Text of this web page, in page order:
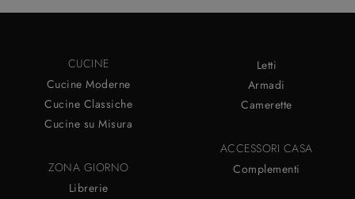
CUCINE
Cucine Moderne
Cucine Classiche
Cucine su Misura
ZONA GIORNO
Librerie
Letti
Armadi
Camerette
ACCESSORI CASA
Complementi